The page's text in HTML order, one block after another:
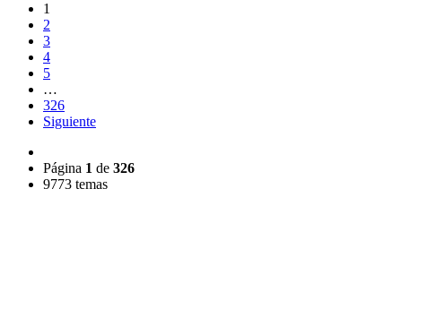
1
2
3
4
5
…
326
Siguiente
Página 1 de 326
9773 temas